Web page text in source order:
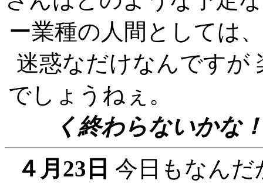
ー業種の人間としては
迷惑なだけなんですが
でしょ
く終わらないかな
４月23日 今日もなん